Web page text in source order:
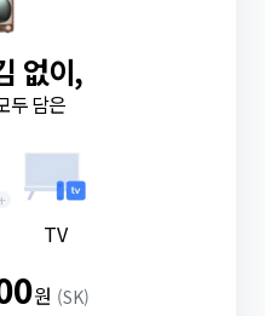
없이,
두 담은
TV
원 (SK)